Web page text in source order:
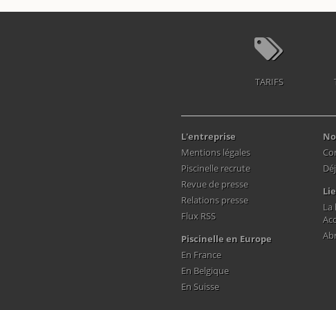
TARIFS
L'entreprise
Mentions légales
Piscinelle recrute
Revue de presse
Relations presse
Flux RSS
Piscinelle en Europe
En France
En Belgique
En Suisse
La